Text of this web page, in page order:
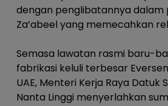
dengan penglibatannya dalam
Za’abeel yang memecahkan
Semasa lawatan rasmi baru-
fabrikasi keluli terbesar
UAE, Menteri Kerja Raya Datuk
Nanta Linggi menyerlahkan